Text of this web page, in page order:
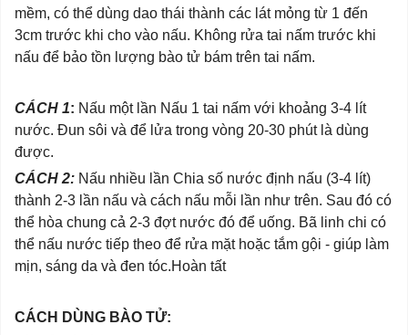
mềm, có thể dùng dao thái thành các lát mỏng từ 1 đến
3cm trước khi cho vào nấu. Không rửa tai nấm trước khi
nấu để bảo tồn lượng bào tử bám trên tai nấm.
CÁCH 1: Nấu một lần Nấu 1 tai nấm với khoảng 3-4 lít
nước. Đun sôi và để lửa trong vòng 20-30 phút là dùng
được.
CÁCH 2: Nấu nhiều lần Chia số nước định nấu (3-4 lít)
thành 2-3 lần nấu và cách nấu mỗi lần như trên. Sau đó có
thể hòa chung cả 2-3 đợt nước đó để uống. Bã linh chi có
thể nấu nước tiếp theo để rửa mặt hoặc tắm gội - giúp làm
mịn, sáng da và đen tóc.Hoàn tất
CÁCH DÙNG BÀO TỬ: